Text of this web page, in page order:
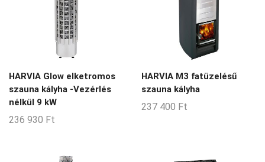
HARVIA Glow elketromos
szauna kályha -Vezérlés
nélkül 9 kW
236 930 Ft
HARVIA M3 fatüzelésű
szauna kályha
237 400 Ft